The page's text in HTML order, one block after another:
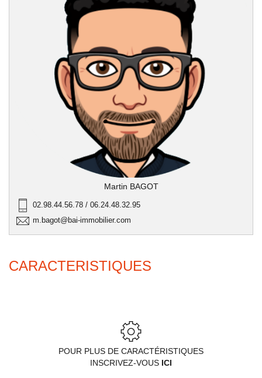
Martin BAGOT
02.98.44.56.78 / 06.24.48.32.95
m.bagot@bai-immobilier.com
CARACTERISTIQUES
POUR PLUS DE CARACTÉRISTIQUES
INSCRIVEZ-VOUS ICI